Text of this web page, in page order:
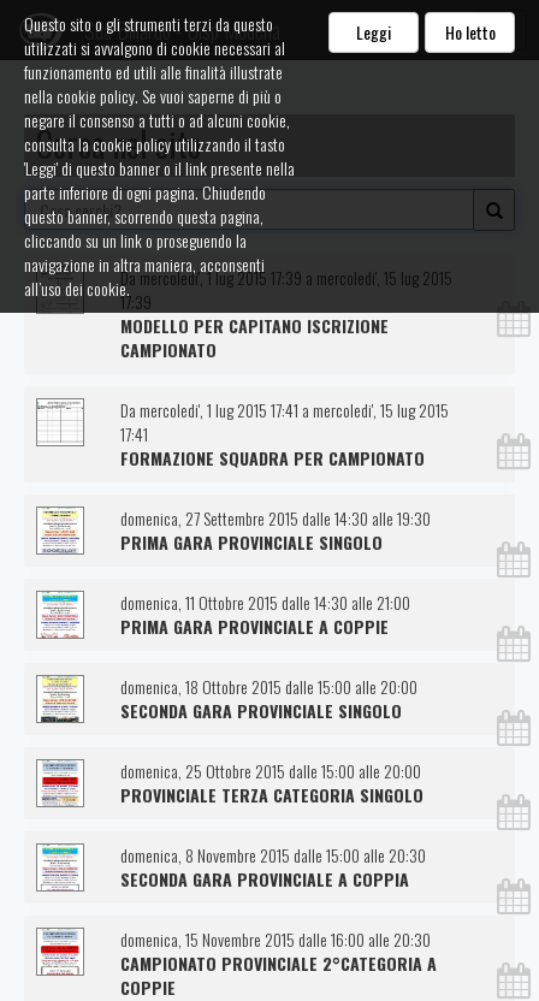
Sda Biliardo - Uisp Modena
Cerca nel sito
Da mercoledi', 1 lug 2015 17:39 a mercoledi', 15 lug 2015
17:39
MODELLO PER CAPITANO ISCRIZIONE
CAMPIONATO
Da mercoledi', 1 lug 2015 17:41 a mercoledi', 15 lug 2015
17:41
FORMAZIONE SQUADRA PER CAMPIONATO
domenica, 27 Settembre 2015 dalle 14:30 alle 19:30
PRIMA GARA PROVINCIALE SINGOLO
domenica, 11 Ottobre 2015 dalle 14:30 alle 21:00
PRIMA GARA PROVINCIALE A COPPIE
domenica, 18 Ottobre 2015 dalle 15:00 alle 20:00
SECONDA GARA PROVINCIALE SINGOLO
domenica, 25 Ottobre 2015 dalle 15:00 alle 20:00
PROVINCIALE TERZA CATEGORIA SINGOLO
domenica, 8 Novembre 2015 dalle 15:00 alle 20:30
SECONDA GARA PROVINCIALE A COPPIA
domenica, 15 Novembre 2015 dalle 16:00 alle 20:30
CAMPIONATO PROVINCIALE 2°CATEGORIA A
COPPIE
Questo sito o gli strumenti terzi da questo
utilizzati si avvalgono di cookie necessari al
funzionamento ed utili alle finalità illustrate
nella cookie policy. Se vuoi saperne di più o
negare il consenso a tutti o ad alcuni cookie,
consulta la cookie policy utilizzando il tasto
'Leggi' di questo banner o il link presente nella
parte inferiore di ogni pagina. Chiudendo
questo banner, scorrendo questa pagina,
cliccando su un link o proseguendo la
navigazione in altra maniera, acconsenti
all’uso dei cookie.
Leggi Ho letto